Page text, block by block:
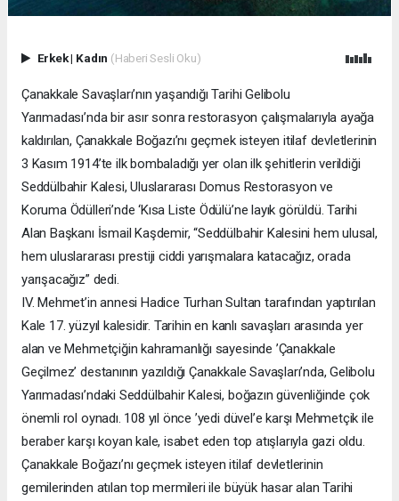
Erkek| Kadın (Haberi Sesli Oku)
Çanakkale Savaşları’nın yaşandığı Tarihi Gelibolu
Yarımadası’nda bir asır sonra restorasyon çalışmalarıyla ayağa
kaldırılan, Çanakkale Boğazı’nı geçmek isteyen itilaf devletlerinin
3 Kasım 1914’te ilk bombaladığı yer olan ilk şehitlerin verildiği
Seddülbahir Kalesi, Uluslararası Domus Restorasyon ve
Koruma Ödülleri’nde ‘Kısa Liste Ödülü’ne layık görüldü. Tarihi
Alan Başkanı İsmail Kaşdemir, “Seddülbahir Kalesini hem ulusal,
hem uluslararası prestiji ciddi yarışmalara katacağız, orada
yarışacağız” dedi.
IV. Mehmet’in annesi Hadice Turhan Sultan tarafından yaptırılan
Kale 17. yüzyıl kalesidir. Tarihin en kanlı savaşları arasında yer
alan ve Mehmetçiğin kahramanlığı sayesinde ’Çanakkale
Geçilmez’ destanının yazıldığı Çanakkale Savaşları’nda, Gelibolu
Yarımadası’ndaki Seddülbahir Kalesi, boğazın güvenliğinde çok
önemli rol oynadı. 108 yıl önce ’yedi düvel’e karşı Mehmetçik ile
beraber karşı koyan kale, isabet eden top atışlarıyla gazi oldu.
Çanakkale Boğazı’nı geçmek isteyen itilaf devletlerinin
gemilerinden atılan top mermileri ile büyük hasar alan Tarihi